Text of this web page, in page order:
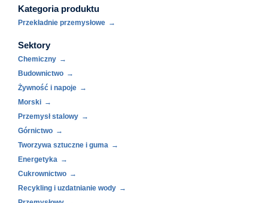
Kategoria produktu
Przekładnie przemysłowe
Sektory
Chemiczny
Budownictwo
Żywność i napoje
Morski
Przemysł stalowy
Górnictwo
Tworzywa sztuczne i guma
Energetyka
Cukrownictwo
Recykling i uzdatnianie wody